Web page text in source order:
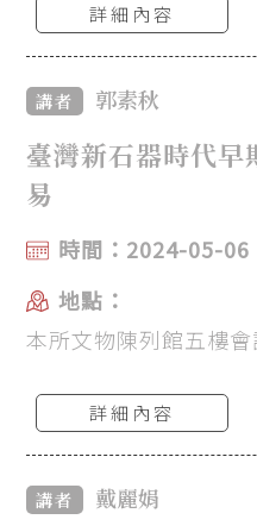
詳細內容
講者 郭素秋
臺灣新石器時代早
易
時間：2024-05-06
地點：
本所文物陳列館五樓會
詳細內容
講者 戴麗娟